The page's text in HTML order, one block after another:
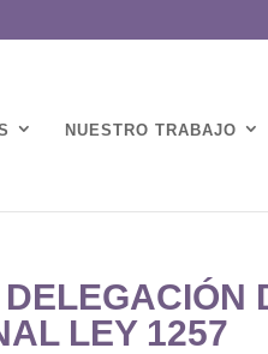
NUESTRO TRABAJO
LEY 1257